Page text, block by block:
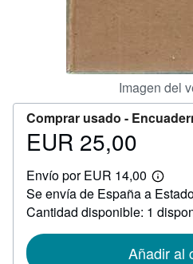
Imagen del
Comprar usado -
Precio
25,00
EUR 25,00
Envío por EUR 14,00
Más
sobre
las
envío
Se envía de España a
Cantidad disponible: 1
Añadir al